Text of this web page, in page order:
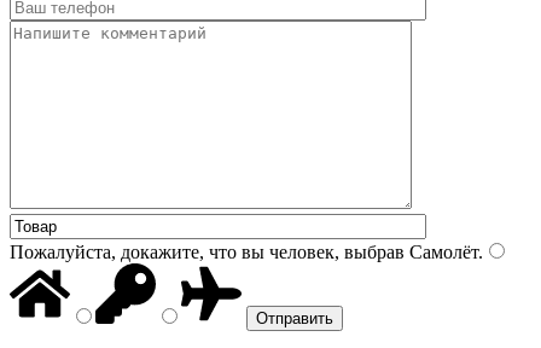
Пожалуйста, докажите, что вы человек, выбрав Самолёт.